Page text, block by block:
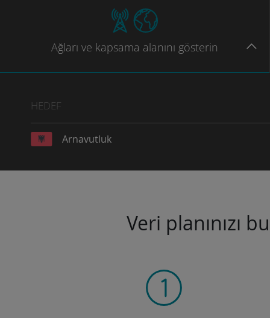
Ağları ve kapsama alanını gösterin
HEDEF
Arnavutluk
Veri planınızı